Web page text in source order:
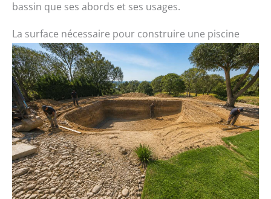
bassin que ses abords et ses usages.
La surface nécessaire pour construire une piscine